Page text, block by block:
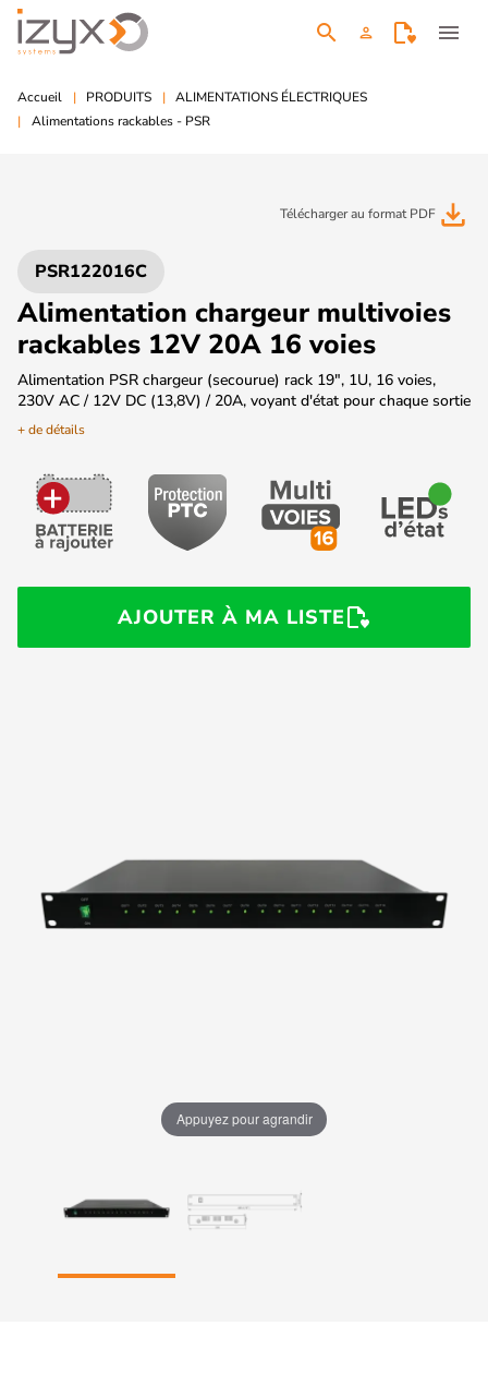
search person menu
Accueil PRODUITS
ALIMENTATIONS ÉLECTRIQUES
Alimentations rackables - PSR
Télécharger au format PDF file_download
PSR122016C
Alimentation chargeur multivoies
rackables 12V 20A 16 voies
Alimentation PSR chargeur (secourue) rack 19", 1U, 16 voies,
230V AC / 12V DC (13,8V) / 20A, voyant d'état pour chaque sortie
+ de détails
AJOUTER À MA LISTE
Appuyez pour agrandir